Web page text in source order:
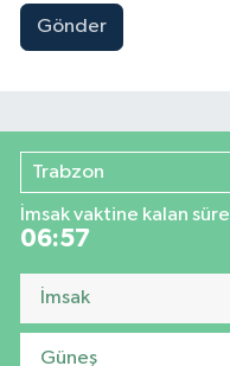
Gönder
Trabzon
İmsak vaktine kalan süre
06:56
İmsak
Güneş